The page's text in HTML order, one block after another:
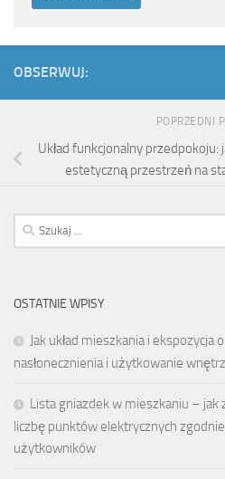
OBSERWUJ:
POPRZEDNI
Układ funkcjonalny
estetyczną przestrzeń na
Szukaj:
OSTATNIE WPISY
Jak układ mieszkania i
nasłonecznienia i użytkowanie wnętrz
Lista gniazdek w mieszkaniu –
liczbę punktów elektrycznych
użytkowników